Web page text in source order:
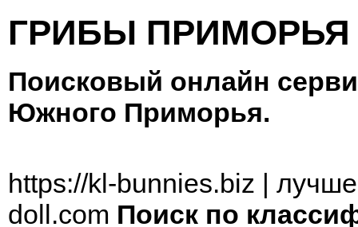
ГРИБЫ ПРИМОРЬЯ
Поисковый онлайн
Южного Приморья.
https://kl-bunnies.biz |
doll.com Поиск по